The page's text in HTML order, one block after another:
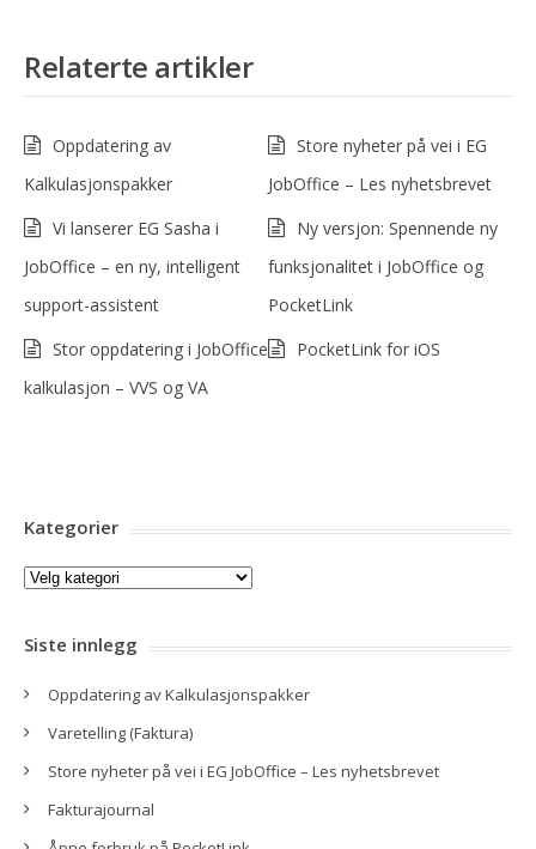
Relaterte artikler
Oppdatering av
Kalkulasjonspakker
Store nyheter på vei i EG
JobOffice – Les nyhetsbrevet
Vi lanserer EG Sasha i
JobOffice – en ny, intelligent
support-assistent
Ny versjon: Spennende ny
funksjonalitet i JobOffice og
PocketLink
Stor oppdatering i JobOffice
kalkulasjon – VVS og VA
PocketLink for iOS
Kategorier
Kategorier
Siste innlegg
Oppdatering av Kalkulasjonspakker
Varetelling (Faktura)
Store nyheter på vei i EG JobOffice – Les nyhetsbrevet
Fakturajournal